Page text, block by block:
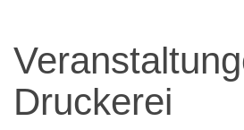
Druckerei